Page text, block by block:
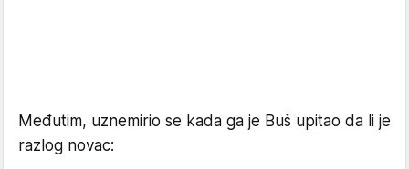
Međutim, uznemirio se kada ga je Buš upitao da li je
razlog novac: